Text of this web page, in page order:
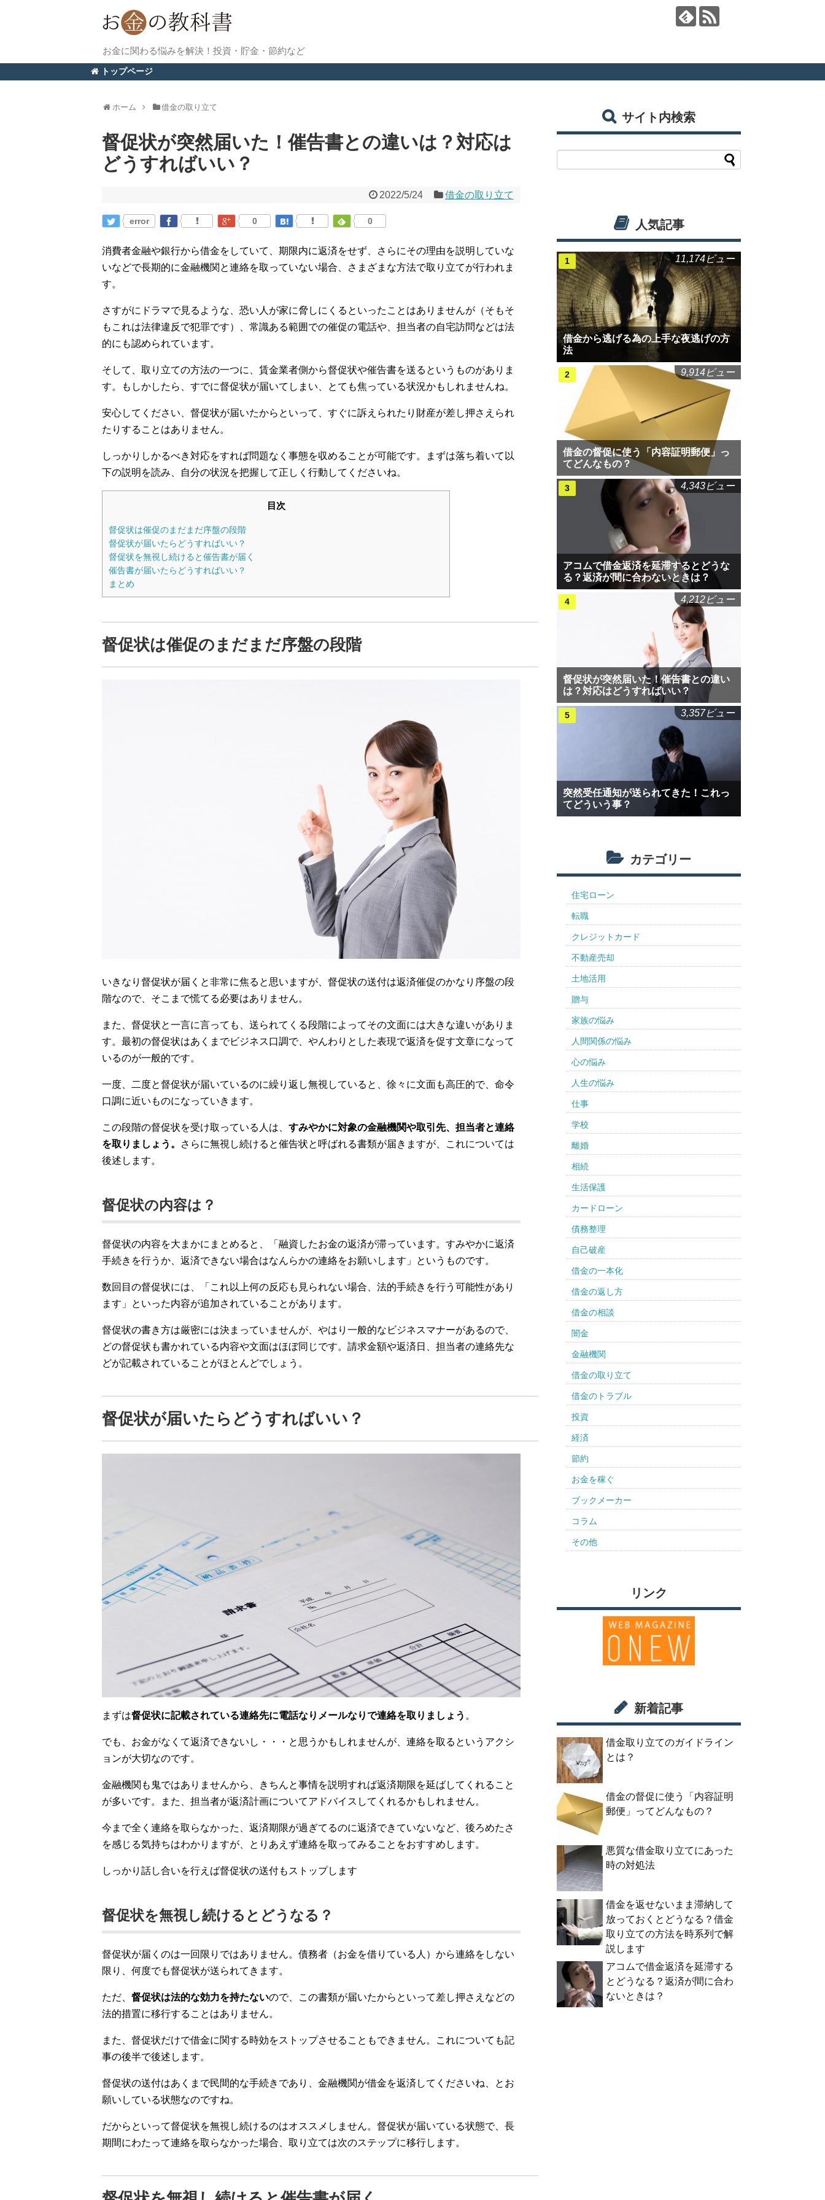
お金に関わる悩みを解決！投資・貯金・節約など
トップページ
ホーム 借金の取り立て
督促状が突然届いた！催告書との違いは？対応は
どうすればいい？
2022/5/24 借金の取り立て
error 0 0
消費者金融や銀行から借金をしていて、期限内に返済をせず、さらにその理由を説明していな
いなどで長期的に金融機関と連絡を取っていない場合、さまざまな方法で取り立てが行われま
す。
さすがにドラマで見るような、恐い人が家に脅しにくるといったことはありませんが（そもそ
もこれは法律違反で犯罪です）、常識ある範囲での催促の電話や、担当者の自宅訪問などは法
的にも認められています。
そして、取り立ての方法の一つに、賃金業者側から督促状や催告書を送るというものがありま
す。もしかしたら、すでに督促状が届いてしまい、とても焦っている状況かもしれませんね。
安心してください、督促状が届いたからといって、すぐに訴えられたり財産が差し押さえられ
たりすることはありません。
しっかりしかるべき対応をすれば問題なく事態を収めることが可能です。まずは落ち着いて以
下の説明を読み、自分の状況を把握して正しく行動してくださいね。
目次
督促状は催促のまだまだ序盤の段階
督促状が届いたらどうすればいい？
督促状を無視し続けると催告書が届く
催告書が届いたらどうすればいい？
まとめ
督促状は催促のまだまだ序盤の段階
いきなり督促状が届くと非常に焦ると思いますが、督促状の送付は返済催促のかなり序盤の段
階なので、そこまで慌てる必要はありません。
また、督促状と一言に言っても、送られてくる段階によってその文面には大きな違いがありま
す。最初の督促状はあくまでビジネス口調で、やんわりとした表現で返済を促す文章になって
いるのが一般的です。
一度、二度と督促状が届いているのに繰り返し無視していると、徐々に文面も高圧的で、命令
口調に近いものになっていきます。
この段階の督促状を受け取っている人は、 すみやかに対象の金融機関や取引先、担当者と連絡
を取りましょう。
さらに無視し続けると催告状と呼ばれる書類が届きますが、これについては
後述します。
督促状の内容は？
督促状の内容を大まかにまとめると、「融資したお金の返済が滞っています。すみやかに返済
手続きを行うか、返済できない場合はなんらかの連絡をお願いします」というものです。
数回目の督促状には、「これ以上何の反応も見られない場合、法的手続きを行う可能性があり
ます」といった内容が追加されていることがあります。
督促状の書き方は厳密には決まっていませんが、やはり一般的なビジネスマナーがあるので、
どの督促状も書かれている内容や文面はほぼ同じです。請求金額や返済日、担当者の連絡先な
どが記載されていることがほとんどでしょう。
督促状が届いたらどうすればいい？
まずは督促状に記載されている連絡先に電話なりメールなりで連絡を取りましょう 。
でも、お金がなくて返済できないし・・・と思うかもしれませんが、連絡を取るというアクシ
ョンが大切なのです。
金融機関も鬼ではありませんから、きちんと事情を説明すれば返済期限を延ばしてくれること
が多いです。また、担当者が返済計画についてアドバイスしてくれるかもしれません。
今まで全く連絡を取らなかった、返済期限が過ぎてるのに返済できていないなど、後ろめたさ
を感じる気持ちはわかりますが、とりあえず連絡を取ってみることをおすすめします。
しっかり話し合いを行えば督促状の送付もストップします
督促状を無視し続けるとどうなる？
督促状が届くのは一回限りではありません。債務者（お金を借りている人）から連絡をしない
限り、何度でも督促状が送られてきます。
ただ、 督促状は法的な効力を持たないので、この書類が届いたからといって差し押さえなどの
法的措置に移行することはありません。
また、督促状だけで借金に関する時効をストップさせることもできません。これについても記
事の後半で後述します。
督促状の送付はあくまで民間的な手続きであり、金融機関が借金を返済してくださいね、とお
願いしている状態なのですね。
だからといって督促状を無視し続けるのはオススメしません。督促状が届いている状態で、長
期間にわたって連絡を取らなかった場合、取り立ては次のステップに移行します。
サイト内検索
人気記事
借金から逃げる為の上手な夜逃げの方
法
11,174ビュー
借金の督促に使う「内容証明郵便」っ
てどんなもの？
9,914ビュー
アコムで借金返済を延滞するとどうな
る？返済が間に合わないときは？
4,343ビュー
督促状が突然届いた！催告書との違い
は？対応はどうすればいい？
4,212ビュー
突然受任通知が送られてきた！これっ
てどういう事？
3,357ビュー
カテゴリー
住宅ローン
転職
クレジットカード
不動産売却
土地活用
贈与
家族の悩み
人間関係の悩み
心の悩み
人生の悩み
仕事
学校
離婚
相続
生活保護
カードローン
債務整理
自己破産
借金の一本化
借金の返し方
借金の相談
闇金
金融機関
借金の取り立て
借金のトラブル
投資
経済
節約
お金を稼ぐ
ブックメーカー
コラム
その他
リンク
新着記事
借金取り立てのガイドライン
とは？
借金の督促に使う「内容証明
郵便」ってどんなもの？
悪質な借金取り立てにあった
時の対処法
借金を返せないまま滞納して
放っておくとどうなる？借金
取り立ての方法を時系列で解
説します
アコムで借金返済を延滞する
とどうなる？返済が間に合わ
ないときは？